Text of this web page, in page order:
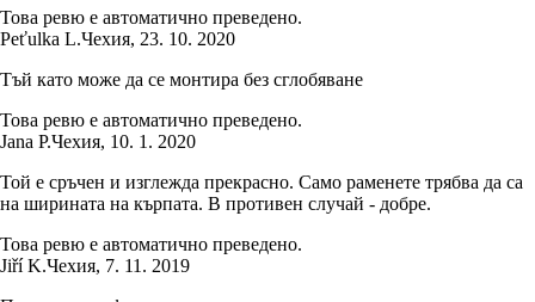
Това ревю е автоматично преведено.
Peťulka L.Чехия, 23. 10. 2020
Тъй като може да се монтира без сглобяване
Това ревю е автоматично преведено.
Jana P.Чехия, 10. 1. 2020
Той е сръчен и изглежда прекрасно. Само раменете трябва да са
на ширината на кърпата. В противен случай - добре.
Това ревю е автоматично преведено.
Jiří K.Чехия, 7. 11. 2019